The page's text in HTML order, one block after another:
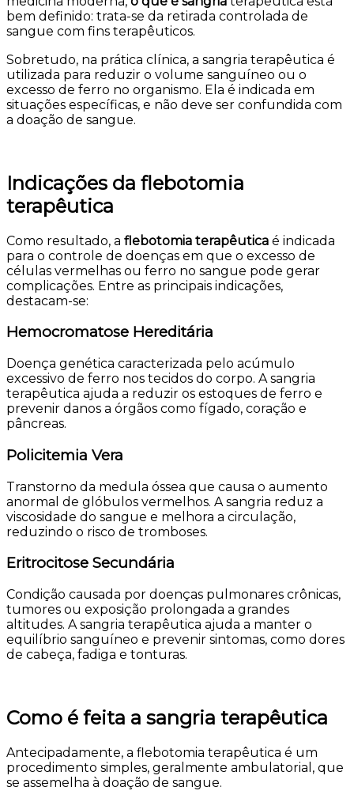
bem definido: trata-se da retirada controlada de
sangue com fins terapêuticos.
Sobretudo, na prática clínica, a sangria terapêutica é
utilizada para reduzir o volume sanguíneo ou o
excesso de ferro no organismo. Ela é indicada em
situações específicas, e não deve ser confundida com
a doação de sangue.
Indicações da flebotomia
terapêutica
Como resultado, a flebotomia terapêutica é indicada
para o controle de doenças em que o excesso de
células vermelhas ou ferro no sangue pode gerar
complicações. Entre as principais indicações,
destacam-se:
Hemocromatose Hereditária
Doença genética caracterizada pelo acúmulo
excessivo de ferro nos tecidos do corpo. A sangria
terapêutica ajuda a reduzir os estoques de ferro e
prevenir danos a órgãos como fígado, coração e
pâncreas.
Policitemia Vera
Transtorno da medula óssea que causa o aumento
anormal de glóbulos vermelhos. A sangria reduz a
viscosidade do sangue e melhora a circulação,
reduzindo o risco de tromboses.
Eritrocitose Secundária
Condição causada por doenças pulmonares crônicas,
tumores ou exposição prolongada a grandes
altitudes. A sangria terapêutica ajuda a manter o
equilíbrio sanguíneo e prevenir sintomas, como dores
de cabeça, fadiga e tonturas.
Como é feita a sangria terapêutica
Antecipadamente, a flebotomia terapêutica é um
procedimento simples, geralmente ambulatorial, que
se assemelha à doação de sangue.